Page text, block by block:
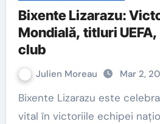
Bixente Lizarazu:
Mondială, titluri
club
Julien Moreau Mar 2,
Bixente Lizarazu este celebrat pentru rolul său
vital în victoriile echipei